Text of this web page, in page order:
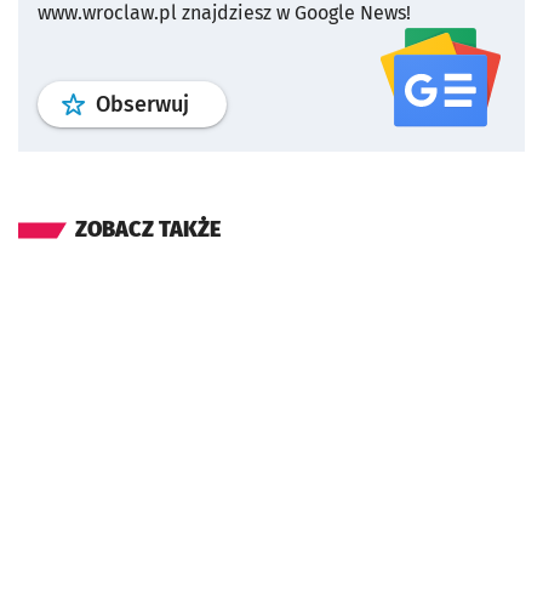
www.wroclaw.pl znajdziesz w Google News!
Obserwuj profil serwisu
ZOBACZ TAKŻE